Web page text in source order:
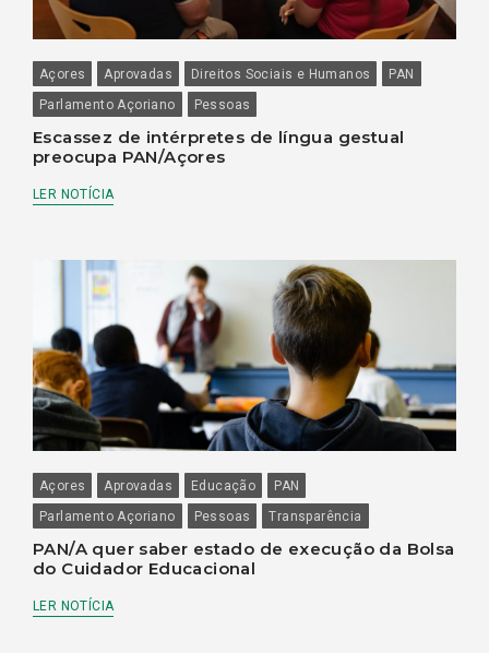
Açores Aprovadas Direitos Sociais e Humanos
PAN
Parlamento Açoriano
Pessoas
Escassez de intérpretes de língua gestual
preocupa PAN/Açores
LER NOTÍCIA
Açores Aprovadas Educação
PAN
Parlamento Açoriano
Pessoas Transparência
PAN/A quer saber estado de execução da Bolsa
do Cuidador Educacional
LER NOTÍCIA